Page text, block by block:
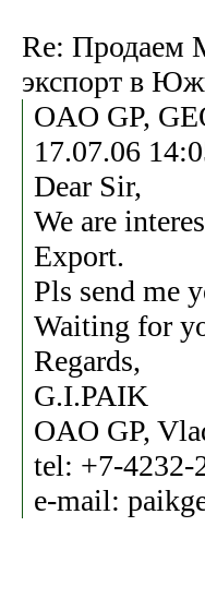
Re: Продаем
экспорт в
OAO GP,
17.07.06
Dear Sir,
We are
Export.
Pls send me
Waiting for
Regards,
G.I.PAIK
OAO GP,
tel: +7-4232-
e-mail: